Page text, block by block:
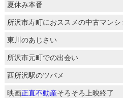
夏休み本番
所沢市寿町におススメの中古マンシ
東川のあじさい
所沢市元町での出会い
西所沢駅のツバメ
映画正直不動産そろそろ上映終了